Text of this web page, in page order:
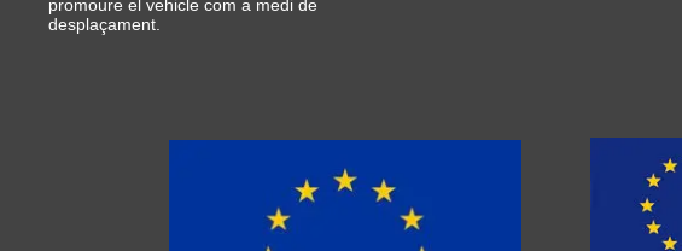
promoure el vehicle com a medi de
desplaçament.